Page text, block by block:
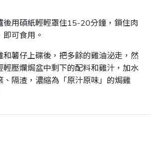
後用碩紙輕輕罩住15-20分鐘，鎖住肉
即可食用。
和薯仔上碟後，把多餘的雞油泌走，然
輕壓爛焗盆中剩下的配料和雞汁，加水
、隔渣，濃縮為「原汁原味」的焗雞